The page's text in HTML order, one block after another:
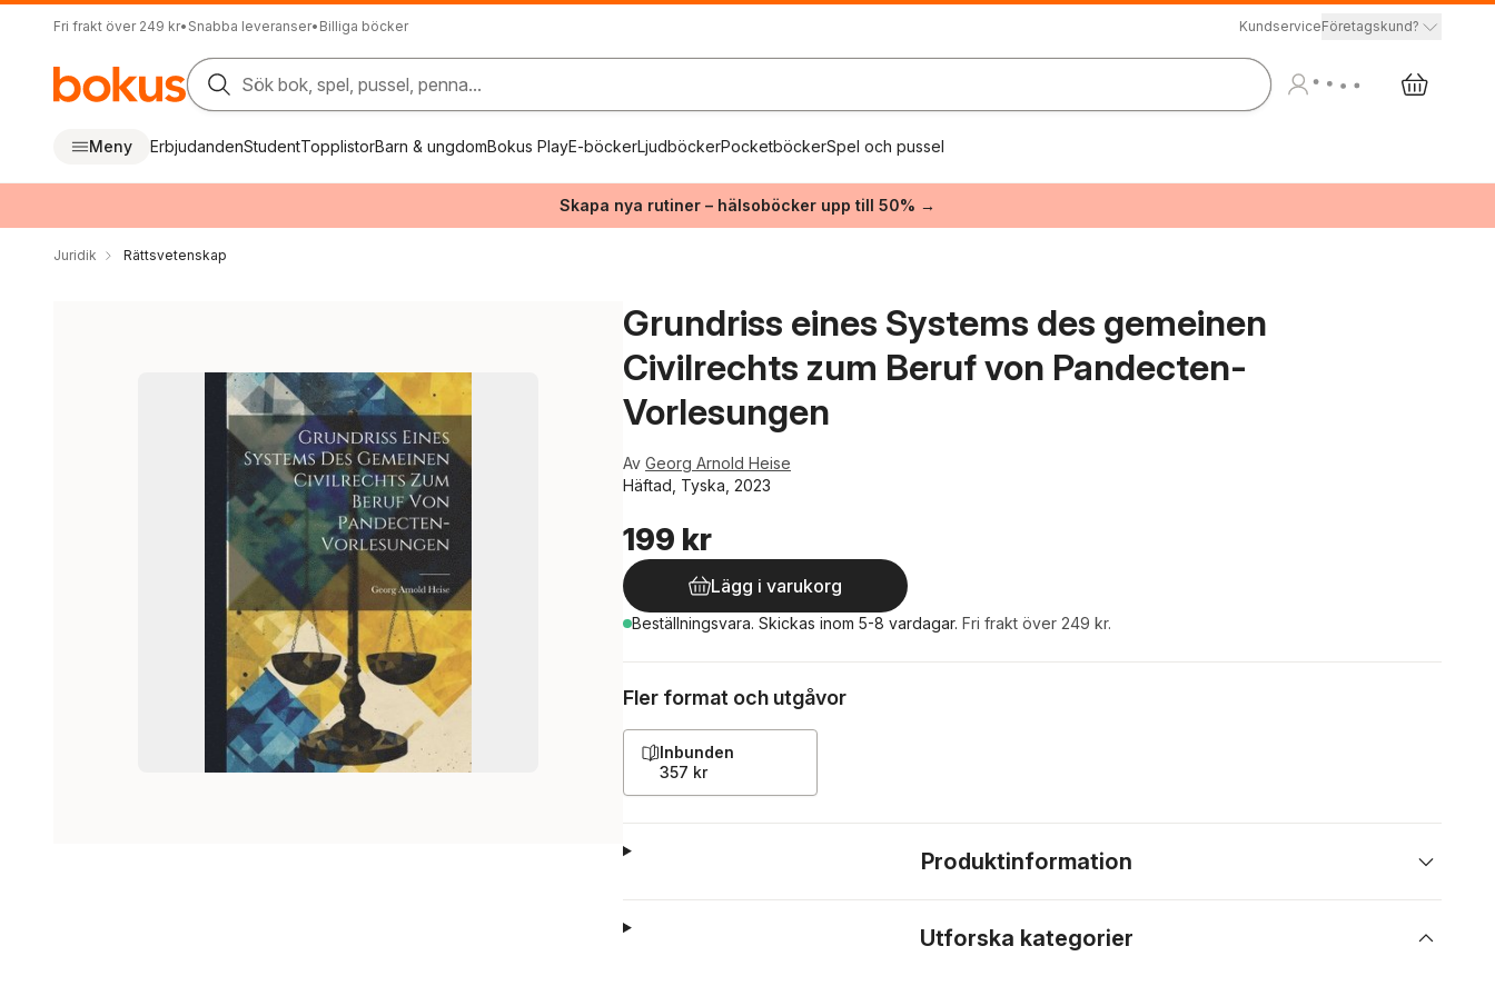
Fri frakt över 249 kr• Snabba leveranser• Billiga böcker KundserviceFöretagskund?
Sök bok, spel, pussel, penna...
Meny ErbjudandenStudentTopplistorBarn & ungdomBokus PlayE-böckerLjudböckerPocketböckerSpel och pussel
Skapa nya rutiner – hälsoböcker upp till 50% →
Juridik Rättsvetenskap
Grundriss eines Systems des gemeinen
Civilrechts zum Beruf von Pandecten-
Vorlesungen
Av Georg Arnold Heise
Häftad, Tyska, 2023
199 kr
Lägg i varukorg
Beställningsvara. Skickas inom 5-8 vardagar. Fri frakt över 249 kr.
Fler format och utgåvor
Inbunden
357 kr
Produktinformation
Utforska kategorier